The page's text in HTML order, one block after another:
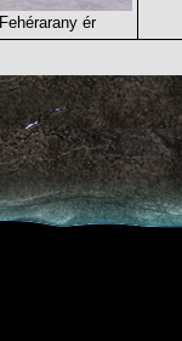
Fehérarany ér